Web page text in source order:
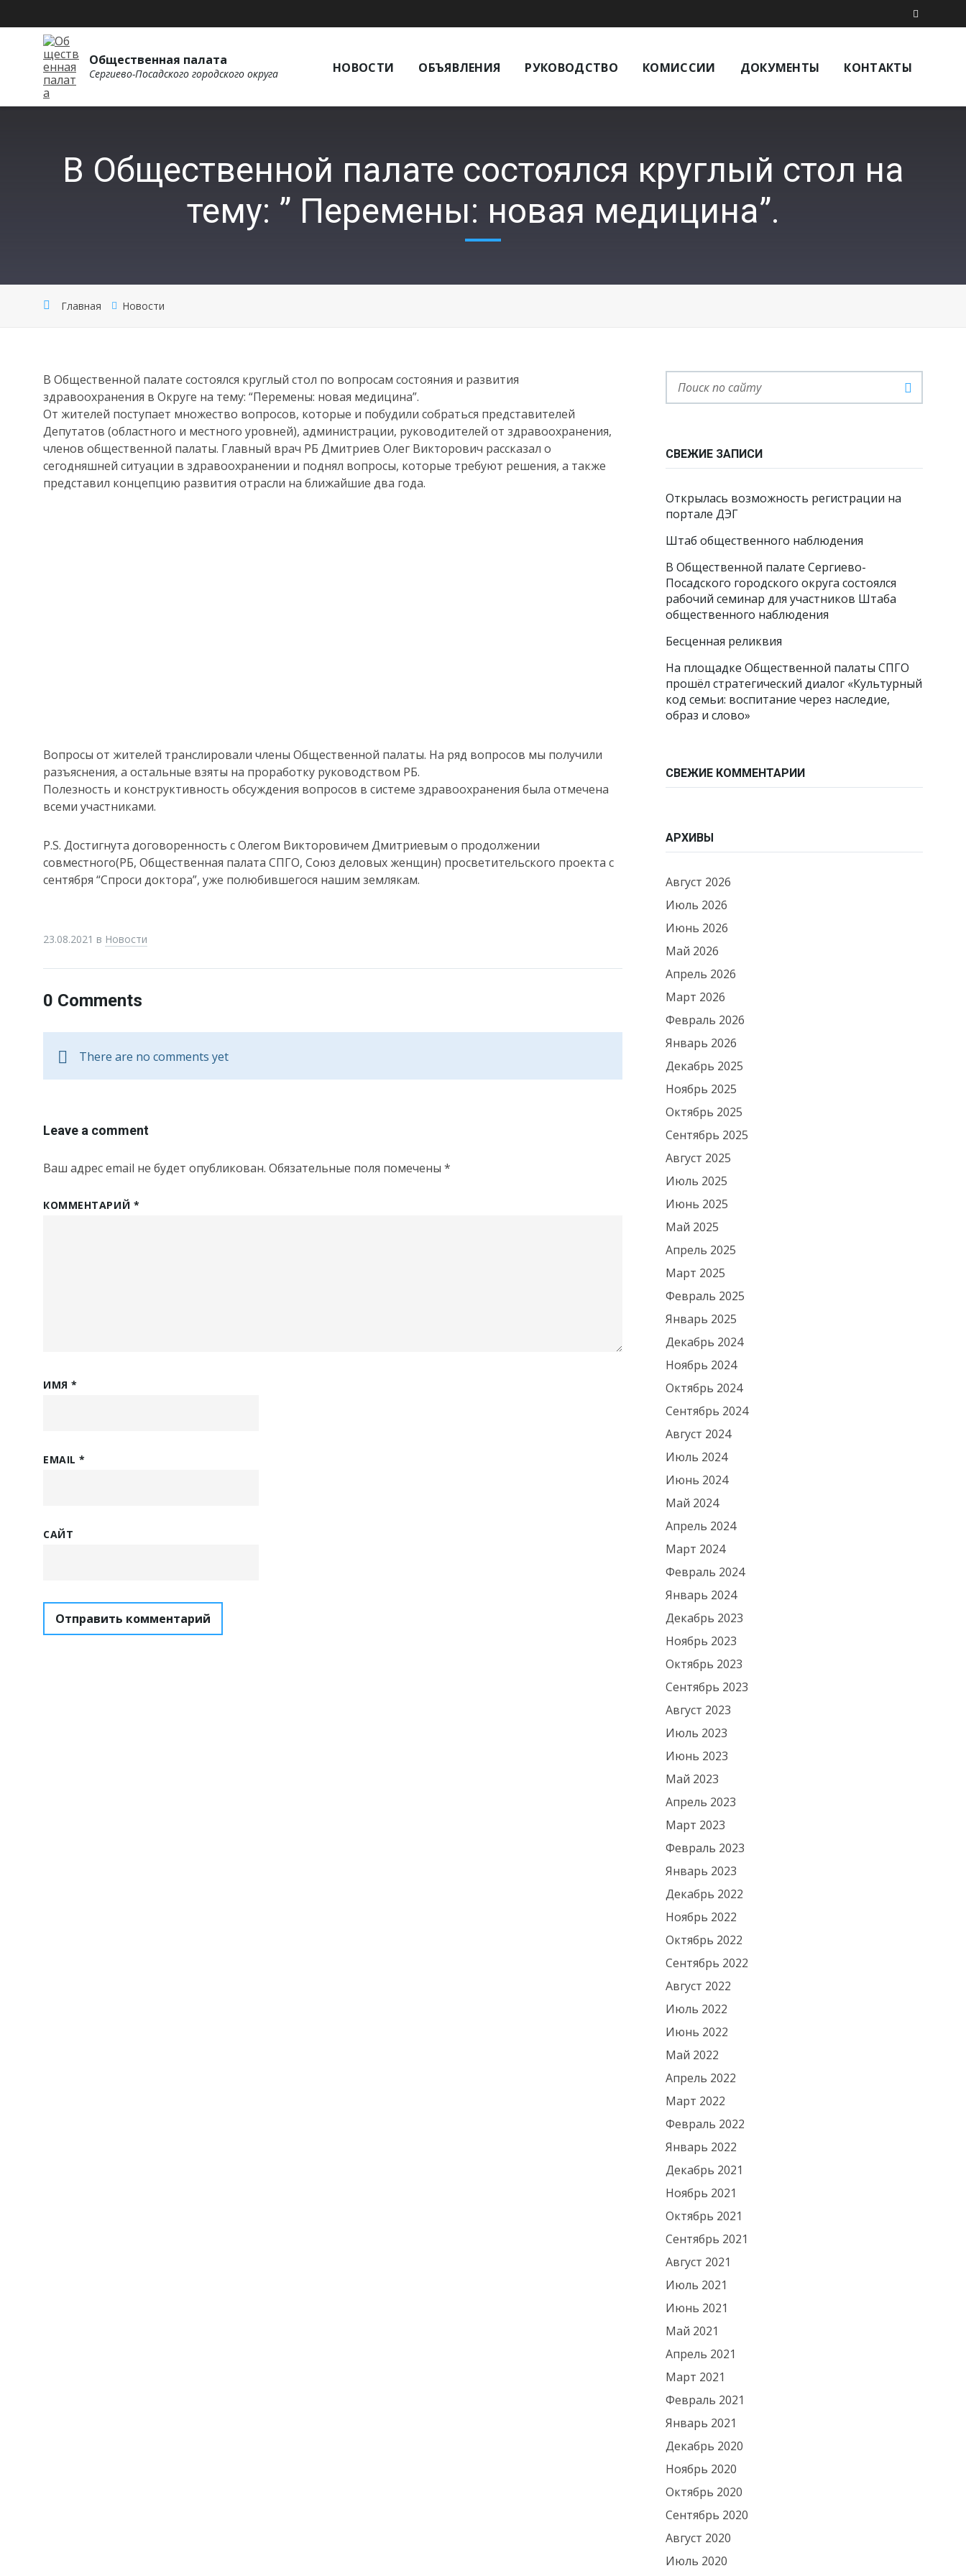
Общественная палата
Сергиево-Посадского городского округа НОВОСТИ ОБЪЯВЛЕНИЯ РУКОВОДСТВО КОМИССИИ ДОКУМЕНТЫ КОНТАКТЫ
В Общественной палате состоялся круглый стол на
тему: ” Перемены: новая медицина”.
Главная Новости
В Общественной палате состоялся круглый стол по вопросам состояния и развития
здравоохранения в Округе на тему: “Перемены: новая медицина”.
От жителей поступает множество вопросов, которые и побудили собраться представителей
Депутатов (областного и местного уровней), администрации, руководителей от здравоохранения,
членов общественной палаты. Главный врач РБ Дмитриев Олег Викторович рассказал о
сегодняшней ситуации в здравоохранении и поднял вопросы, которые требуют решения, а также
представил концепцию развития отрасли на ближайшие два года.
Вопросы от жителей транслировали члены Общественной палаты. На ряд вопросов мы получили
разъяснения, а остальные взяты на проработку руководством РБ.
Полезность и конструктивность обсуждения вопросов в системе здравоохранения была отмечена
всеми участниками.
P.S. Достигнута договоренность с Олегом Викторовичем Дмитриевым о продолжении
совместного(РБ, Общественная палата СПГО, Союз деловых женщин) просветительского проекта с
сентября “Спроси доктора”, уже полюбившегося нашим землякам.
23.08.2021 в Новости
0 Comments
There are no comments yet
Leave a comment
Ваш адрес email не будет опубликован. Обязательные поля помечены *
КОММЕНТАРИЙ *
ИМЯ*
EMAIL*
САЙТ
СВЕЖИЕ ЗАПИСИ
Открылась возможность регистрации на
портале ДЭГ
Штаб общественного наблюдения
В Общественной палате Сергиево-
Посадского городского округа состоялся
рабочий семинар для участников Штаба
общественного наблюдения
Бесценная реликвия
На площадке Общественной палаты СПГО
прошёл стратегический диалог «Культурный
код семьи: воспитание через наследие,
образ и слово»
СВЕЖИЕ КОММЕНТАРИИ
АРХИВЫ
Август 2026
Июль 2026
Июнь 2026
Май 2026
Апрель 2026
Март 2026
Февраль 2026
Январь 2026
Декабрь 2025
Ноябрь 2025
Октябрь 2025
Сентябрь 2025
Август 2025
Июль 2025
Июнь 2025
Май 2025
Апрель 2025
Март 2025
Февраль 2025
Январь 2025
Декабрь 2024
Ноябрь 2024
Октябрь 2024
Сентябрь 2024
Август 2024
Июль 2024
Июнь 2024
Май 2024
Апрель 2024
Март 2024
Февраль 2024
Январь 2024
Декабрь 2023
Ноябрь 2023
Октябрь 2023
Сентябрь 2023
Август 2023
Июль 2023
Июнь 2023
Май 2023
Апрель 2023
Март 2023
Февраль 2023
Январь 2023
Декабрь 2022
Ноябрь 2022
Октябрь 2022
Сентябрь 2022
Август 2022
Июль 2022
Июнь 2022
Май 2022
Апрель 2022
Март 2022
Февраль 2022
Январь 2022
Декабрь 2021
Ноябрь 2021
Октябрь 2021
Сентябрь 2021
Август 2021
Июль 2021
Июнь 2021
Май 2021
Апрель 2021
Март 2021
Февраль 2021
Январь 2021
Декабрь 2020
Ноябрь 2020
Октябрь 2020
Сентябрь 2020
Август 2020
Июль 2020